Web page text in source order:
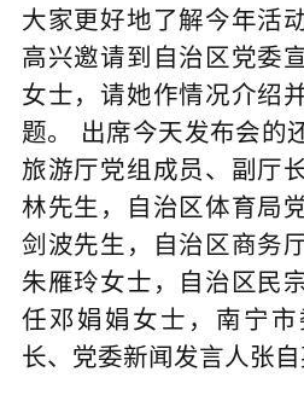
大家更好地了解今年活
高兴邀请到自治区党委
女士，请她作情况介绍
题。 出席今天发布会的
旅游厅党组成员、副厅
林先生，自治区体育局
剑波先生，自治区商务
朱雁玲女士，自治区民
任邓娟娟女士，南宁
长、党委新闻发言人张自